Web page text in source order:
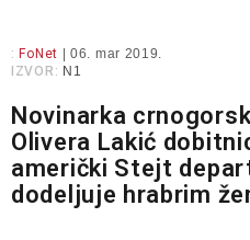
: FoNet | 06. mar 2019.
IZVOR: N1
Novinarka
Olivera Lakić
američki Stejt
dodeljuje hrabrim